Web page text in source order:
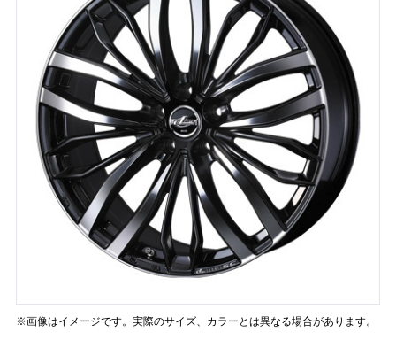
※画像はイメージです。実際のサイズ、カラーとは異なる場合があります。